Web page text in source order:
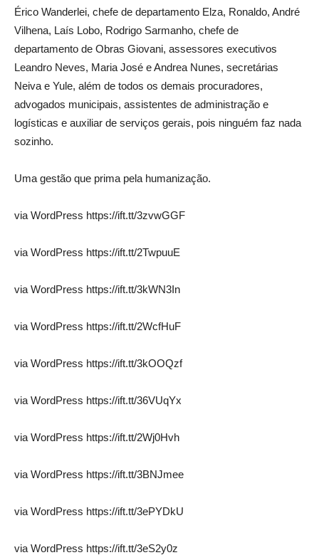
Érico Wanderlei, chefe de departamento Elza, Ronaldo, André
Vilhena, Laís Lobo, Rodrigo Sarmanho, chefe de
departamento de Obras Giovani, assessores executivos
Leandro Neves, Maria José e Andrea Nunes, secretárias
Neiva e Yule, além de todos os demais procuradores,
advogados municipais, assistentes de administração e
logísticas e auxiliar de serviços gerais, pois ninguém faz nada
sozinho.
Uma gestão que prima pela humanização.
via WordPress https://ift.tt/3zvwGGF
via WordPress https://ift.tt/2TwpuuE
via WordPress https://ift.tt/3kWN3In
via WordPress https://ift.tt/2WcfHuF
via WordPress https://ift.tt/3kOOQzf
via WordPress https://ift.tt/36VUqYx
via WordPress https://ift.tt/2Wj0Hvh
via WordPress https://ift.tt/3BNJmee
via WordPress https://ift.tt/3ePYDkU
via WordPress https://ift.tt/3eS2y0z